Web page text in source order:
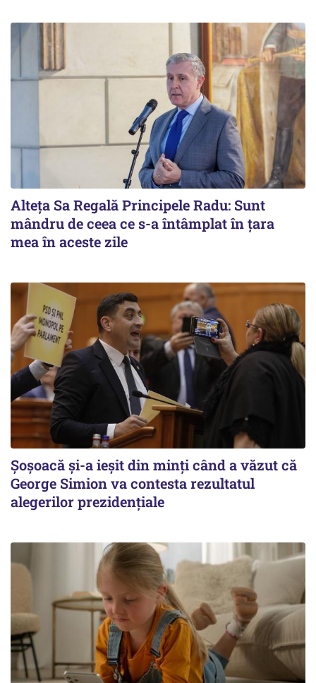
Alteţa Sa Regală Principele Radu: Sunt
mândru de ceea ce s-a întâmplat în ţara
mea în aceste zile
Șoșoacă și-a ieșit din minți când a văzut că
George Simion va contesta rezultatul
alegerilor prezidențiale